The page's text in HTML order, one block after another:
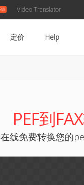
Video Translator
定价 Help
PEF到
在线免费转换您的